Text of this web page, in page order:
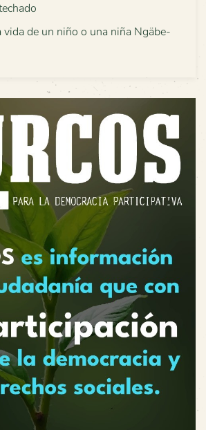
vida de un niño o una niña Ngäbe-